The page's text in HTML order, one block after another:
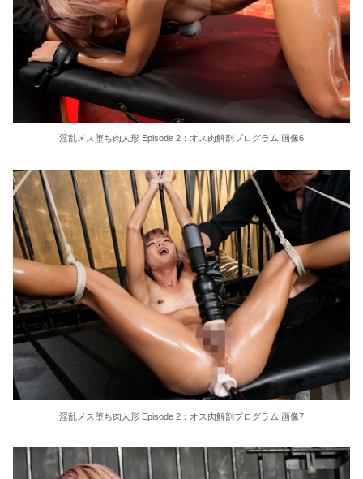
淫乱メス堕ち肉人形 Episode 2：オス肉解剖プログラム 画像6
淫乱メス堕ち肉人形 Episode 2：オス肉解剖プログラム 画像7